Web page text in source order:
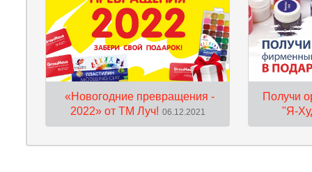
«Новогодние превращения -
2022» от ТМ Луч! 06.12.2021
Получи
"Я-